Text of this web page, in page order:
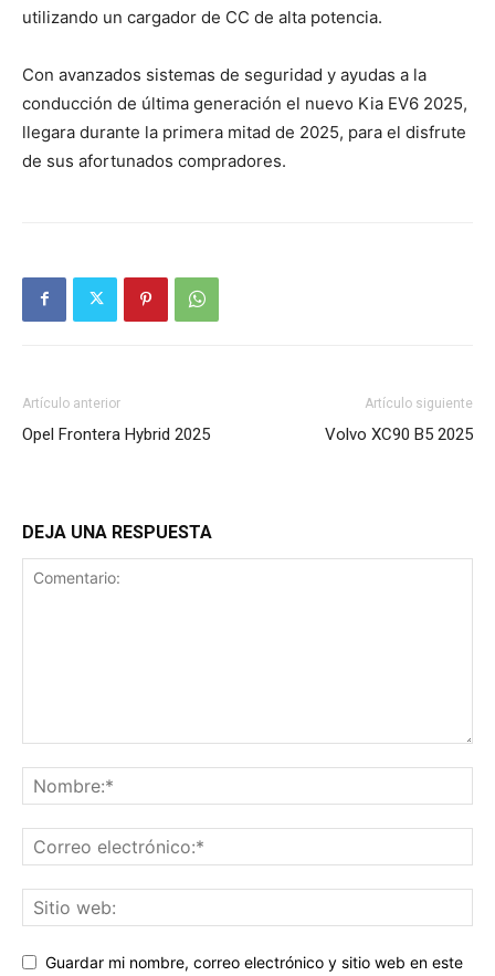
utilizando un cargador de CC de alta potencia.
Con avanzados sistemas de seguridad y ayudas a la
conducción de última generación el nuevo Kia EV6 2025,
llegara durante la primera mitad de 2025, para el disfrute
de sus afortunados compradores.
Artículo anterior
Opel Frontera Hybrid 2025
Artículo siguiente
Volvo XC90 B5 2025
DEJA UNA RESPUESTA
Guardar mi nombre, correo electrónico y sitio web en este